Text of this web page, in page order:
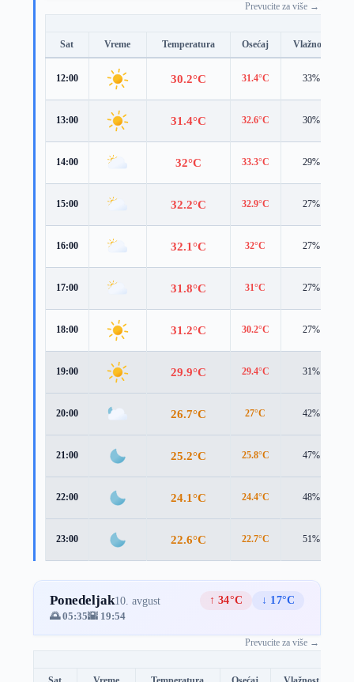
Prevucite za više →
Sat Vreme Temperatura Osećaj Vlažnost
12:00 30.2°C 31.4°C 33%
13:00 31.4°C 32.6°C 30%
14:00 32°C 33.3°C 29%
15:00 32.2°C 32.9°C 27%
16:00 32.1°C 32°C 27%
17:00 31.8°C 31°C 27%
18:00 31.2°C 30.2°C 27%
19:00 29.9°C 29.4°C 31%
20:00 26.7°C 27°C 42%
21:00 25.2°C 25.8°C 47%
22:00 24.1°C 24.4°C 48%
23:00 22.6°C 22.7°C 51%
Ponedeljak10. avgust ↑ 34°C
↓ 17°C
🌅 05:35🌇 19:54
Prevucite za više →